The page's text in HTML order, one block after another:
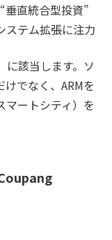
垂直統合型投資”
ステム拡張に注力
に該当します。ソ
でなく、ARMを
ートシティ）を